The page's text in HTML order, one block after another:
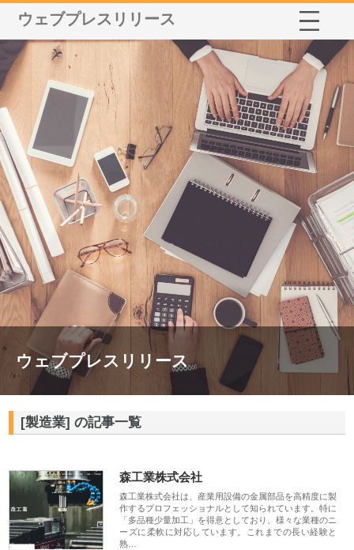
ウェブプレスリリース
ウェブプレスリリース
[製造業] の記事一覧
森工業株式会社
森工業株式会社は、産業用設備の金属部品を高精度に製
作するプロフェッショナルとして知られています。特に
「多品種少量加工」を得意としており、様々な業種のニ
ーズに柔軟に対応しています。これまでの長い経験と
熟…